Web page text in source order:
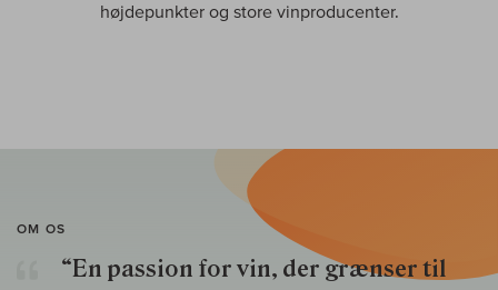
højdepunkter og store vinproducenter.
OM OS
“En passion for vin, der grænser til